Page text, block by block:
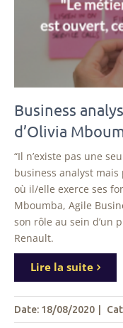
Business
d’Olivia
“Il n’existe pas une
business analyst
où il/elle exerce ses
Mboumba, Agile
son rôle au sein d’un
Renault.
Lire la suite
Date: 18/08/2020